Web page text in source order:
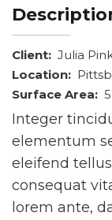
Client: Julia
Location:
Surface Area:
Integer
elementum
eleifend
consequat
lorem ante,